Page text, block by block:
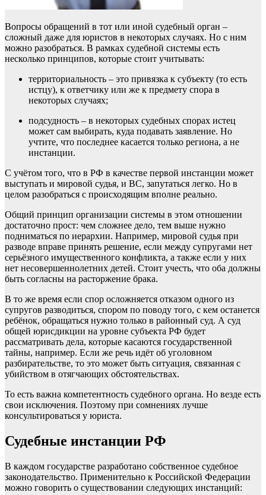
Вопросы обращений в тот или иной судебный орган –
сложный даже для юристов в некоторых случаях. Но с ним
можно разобраться. В рамках судебной системы есть
несколько принципов, которые стоит учитывать:
территориальность – это привязка к субъекту (то есть
истцу), к ответчику или же к предмету спора в
некоторых случаях;
подсудность – в некоторых судебных спорах истец
может сам выбирать, куда подавать заявление. Но
учтите, что последнее касается только региона, а не
инстанции.
С учётом того, что в РФ в качестве первой инстанции может
выступать и мировой судья, и ВС, запутаться легко. Но в
целом разобраться с происходящим вполне реально.
Общий принцип организации системы в этом отношении
достаточно прост: чем сложнее дело, тем выше нужно
подниматься по иерархии. Например, мировой судья при
разводе вправе принять решение, если между супругами нет
серьёзного имущественного конфликта, а также если у них
нет несовершеннолетних детей. Стоит учесть, что оба должны
быть согласны на расторжение брака.
В то же время если спор осложняется отказом одного из
супругов разводиться, спором по поводу того, с кем останется
ребёнок, обращаться нужно только в районный суд. А суд
общей юрисдикции на уровне субъекта РФ будет
рассматривать дела, которые касаются государственной
тайны, например. Если же речь идёт об уголовном
разбирательстве, то это может быть ситуация, связанная с
убийством в отягчающих обстоятельствах.
То есть важна компетентность судебного органа. Но везде есть
свои исключения. Поэтому при сомнениях лучше
консультироваться у юриста.
Судебные инстанции РФ
В каждом государстве разработано собственное судебное
законодательство. Применительно к Российской Федерации
можно говорить о существовании следующих инстанций: